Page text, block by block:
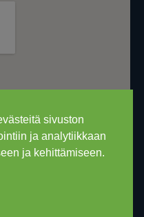
sivuston
ja analytiikkaan
ja kehittämiseen.